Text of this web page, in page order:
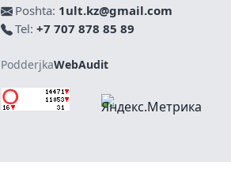
Poshta: 1ult.kz@gmail.com
Tel: +7 707 878 85 89
PodderjkaWebAudit